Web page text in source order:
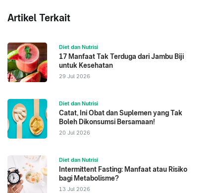
Artikel Terkait
Diet dan Nutrisi
17 Manfaat Tak Terduga dari Jambu Biji
untuk Kesehatan
29 Jul 2026
Diet dan Nutrisi
Catat, Ini Obat dan Suplemen yang Tak
Boleh Dikonsumsi Bersamaan!
20 Jul 2026
Diet dan Nutrisi
Intermittent Fasting: Manfaat atau Risiko
bagi Metabolisme?
13 Jul 2026